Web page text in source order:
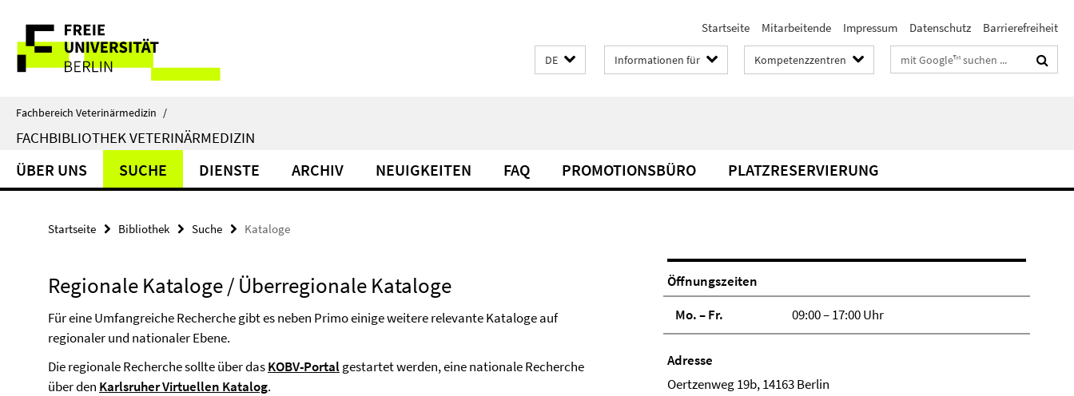
direkt
Inhalt
Service-
Navigation
Startseite Mitarbeitende Impressum Datenschutz Barrierefreiheit
DE Informationen für Kompetenzzentren Suchbegriffe
Fachbereich Veterinärmedizin /
FACHBIBLIOTHEK VETERINÄRMEDIZIN
ÜBER UNS SUCHE DIENSTE ARCHIV NEUIGKEITEN FAQ PROMOTIONSBÜRO PLATZRESERVIERUNG
Startseite Bibliothek Suche Kataloge
Regionale Kataloge / Überregionale Kataloge
Für eine Umfangreiche Recherche gibt es neben Primo einige weitere relevante Kataloge auf
regionaler und nationaler Ebene.
Die regionale Recherche sollte über dasKOBV-Portalgestartet werden, eine nationale Recherche
über den Karlsruher Virtuellen Katalog.
Öffnungszeiten
Mo. – Fr.
09:00 – 17:00 Uhr
Adresse
Oertzenweg 19b, 14163 Berlin